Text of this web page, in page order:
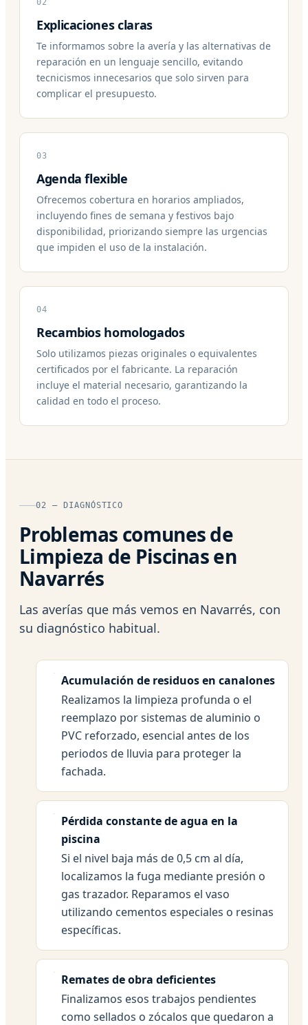
Explicaciones claras
Te informamos sobre la avería y las alternativas de
reparación en un lenguaje sencillo, evitando
tecnicismos innecesarios que solo sirven para
complicar el presupuesto.
03
Agenda flexible
Ofrecemos cobertura en horarios ampliados,
incluyendo fines de semana y festivos bajo
disponibilidad, priorizando siempre las urgencias
que impiden el uso de la instalación.
04
Recambios homologados
Solo utilizamos piezas originales o equivalentes
certificados por el fabricante. La reparación
incluye el material necesario, garantizando la
calidad en todo el proceso.
02 — DIAGNÓSTICO
Problemas comunes de
Limpieza de Piscinas en
Navarrés
Las averías que más vemos en Navarrés, con
su diagnóstico habitual.
Acumulación de residuos en canalones
Realizamos la limpieza profunda o el
reemplazo por sistemas de aluminio o
PVC reforzado, esencial antes de los
periodos de lluvia para proteger la
fachada.
Pérdida constante de agua en la
piscina
Si el nivel baja más de 0,5 cm al día,
localizamos la fuga mediante presión o
gas trazador. Reparamos el vaso
utilizando cementos especiales o resinas
específicas.
Remates de obra deficientes
Finalizamos esos trabajos pendientes
como sellados o zócalos que quedaron a